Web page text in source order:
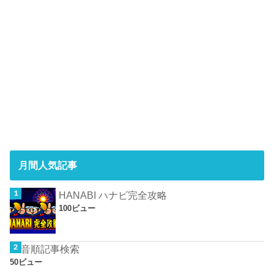
月間人気記事
HANABI ハナビ完全攻略
100ビュー
50音順記事検索
50ビュー